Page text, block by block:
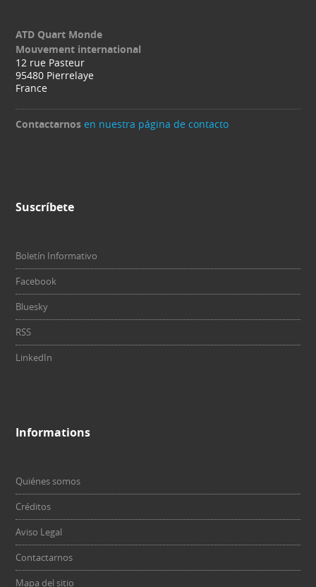
ATD Quart Monde
Mouvement international
12 rue Pasteur
95480 Pierrelaye
France
Contactarnos en nuestra página de contacto
Suscríbete
Boletín Informativo
Facebook
Bluesky
RSS
LinkedIn
Informations
Quiénes somos
Créditos
Aviso Legal
Contactarnos
Mapa del sitio